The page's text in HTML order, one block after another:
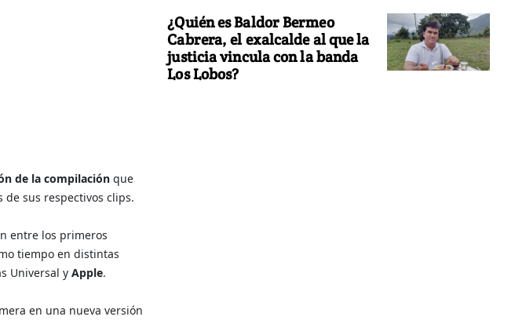
de la compilación que
de sus respectivos clips.
entre los primeros
tiempo en distintas
Universal y Apple.
en una nueva versión
¿Quién es Baldor Bermeo
Cabrera, el exalcalde al que la
justicia vincula con la banda
Los Lobos?